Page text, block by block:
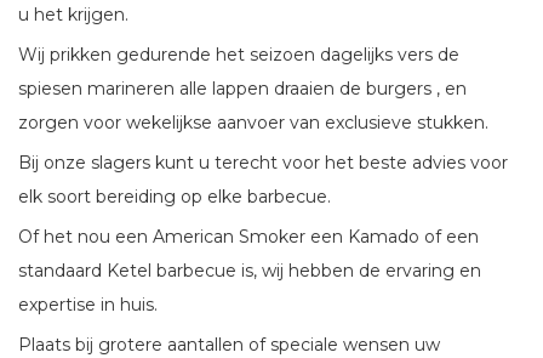
u het krijgen.
Wij prikken gedurende het seizoen dagelijks vers de
spiesen marineren alle lappen draaien de burgers , en
zorgen voor wekelijkse aanvoer van exclusieve stukken.
Bij onze slagers kunt u terecht voor het beste advies voor
elk soort bereiding op elke barbecue.
Of het nou een American Smoker een Kamado of een
standaard Ketel barbecue is, wij hebben de ervaring en
expertise in huis.
Plaats bij grotere aantallen of speciale wensen uw